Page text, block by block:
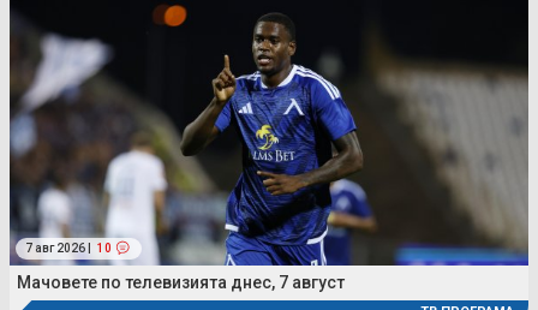
7 авг 2026 | 10
Мачовете по телевизията днес, 7 август